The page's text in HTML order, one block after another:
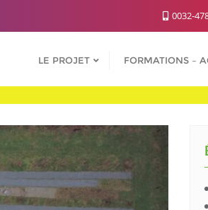
0032-
LE PROJET FORMATIONS –